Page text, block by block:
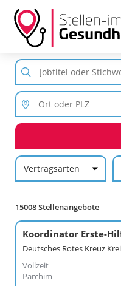
Vertragsarten
15008 Stellenangebote
Deutsches Rotes Kreuz
Vollzeit
Parchim